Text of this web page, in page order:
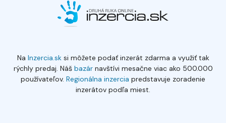
Na Inzercia.sksi môžete podať inzerát zdarma a využiť tak
rýchly predaj. Náš bazárnavštívi mesačne viac ako 500.000
používateľov. Regionálna inzercia predstavuje zoradenie
inzerátov podľa miest.